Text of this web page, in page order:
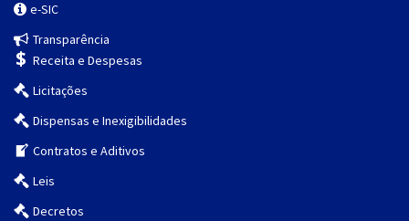
e-SIC
Transparência
Receita e Despesas
Licitações
Dispensas e Inexigibilidades
Contratos e Aditivos
Leis
Decretos